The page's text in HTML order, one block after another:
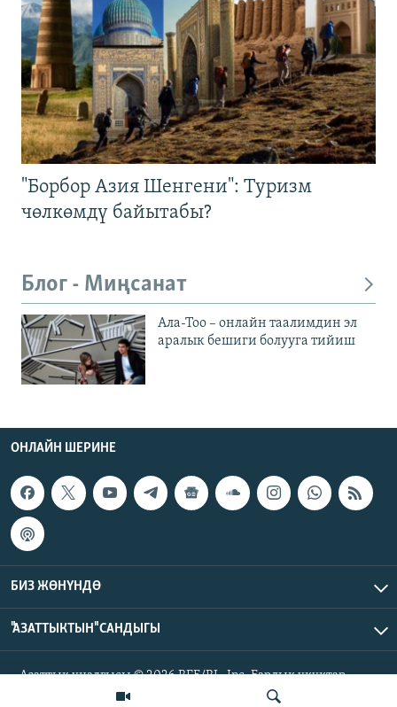
"Борбор Азия Шенгени": Туризм
чөлкөмдү байытабы?
Блог - Миңсанат
Ала-Тоо – онлайн таалимдин эл
аралык бешиги болууга тийиш
ОНЛАЙН ШЕРИНЕ
БИЗ ЖӨНҮНДӨ
"АЗАТТЫКТЫН" САНДЫГЫ
Азаттык үналгысы © 2026 RFE/RL, Inc. Бардык укуктар